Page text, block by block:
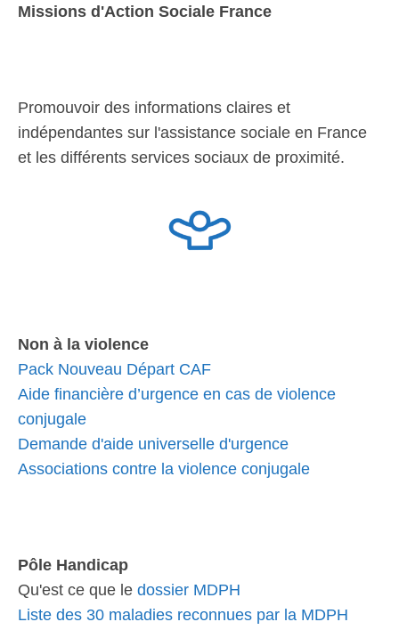
Missions d'Action Sociale France
Promouvoir des informations claires et
indépendantes sur l'assistance sociale en France
et les différents services sociaux de proximité.
Non à la violence
Pack Nouveau Départ CAF
Aide financière d’urgence en cas de violence
conjugale
Demande d'aide universelle d'urgence
Associations contre la violence conjugale
Pôle Handicap
Qu'est ce que le dossier MDPH
Liste des 30 maladies reconnues par la MDPH